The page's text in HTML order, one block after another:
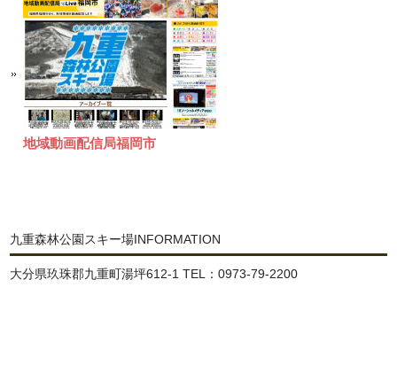
地域動画配信局福岡市
九重森林公園スキー場INFORMATION
大分県玖珠郡九重町湯坪612-1 TEL：0973-79-2200